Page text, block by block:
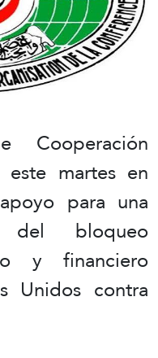
Cooperación
martes en
para una
del bloqueo
y financiero
Unidos contra